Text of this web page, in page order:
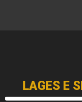
LAGES E